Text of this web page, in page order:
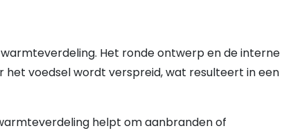
Het ronde ontwerp en de interne
voedsel wordt verspreid, wat resulteert in een
helpt om aanbranden of